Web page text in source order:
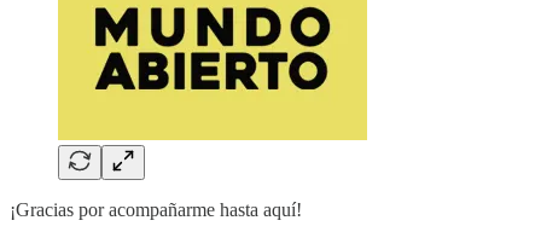
¡Gracias por acompañarme hasta aquí!